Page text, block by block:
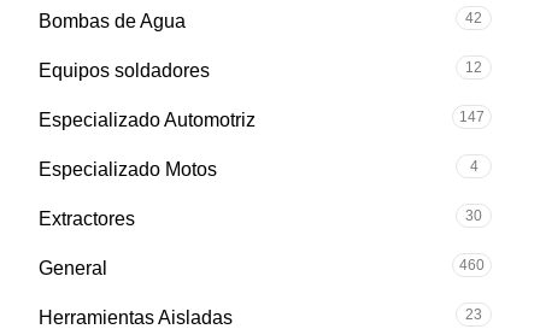
Bombas de Agua 42
Equipos soldadores 12
Especializado Automotriz 147
Especializado Motos 4
Extractores 30
General 460
Herramientas Aisladas 23